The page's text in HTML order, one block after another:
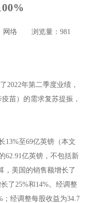
网络 浏览量：981
2022年第二季度业绩，
苗）的需求复苏提振，
13%至69亿英镑（本文
62.91亿英镑，不包括新
，美国的销售额增长了
了25%和14%。经调整
；经调整每股收益为34.7